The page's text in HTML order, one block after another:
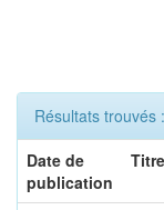
Résultats trouvés
Date de
publication
Titre